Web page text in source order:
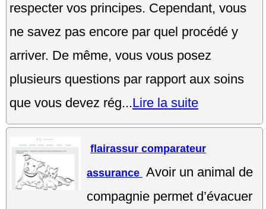
respecter vos principes. Cependant, vous
ne savez pas encore par quel procédé y
arriver. De même, vous vous posez
plusieurs questions par rapport aux soins
que vous devez rég...Lire la suite
flairassur comparateur
assurance Avoir un animal de
compagnie permet d’évacuer